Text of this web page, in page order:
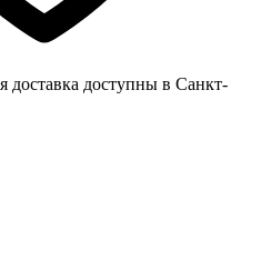
доставка доступны в Санкт-